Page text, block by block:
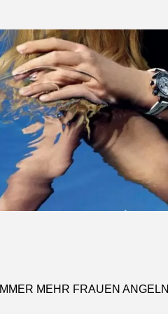
MEHR FRAUEN ANGELN